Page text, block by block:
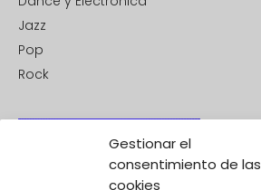
Gestionar el
consentimiento de las
cookies
Jazz
Pop
Rock